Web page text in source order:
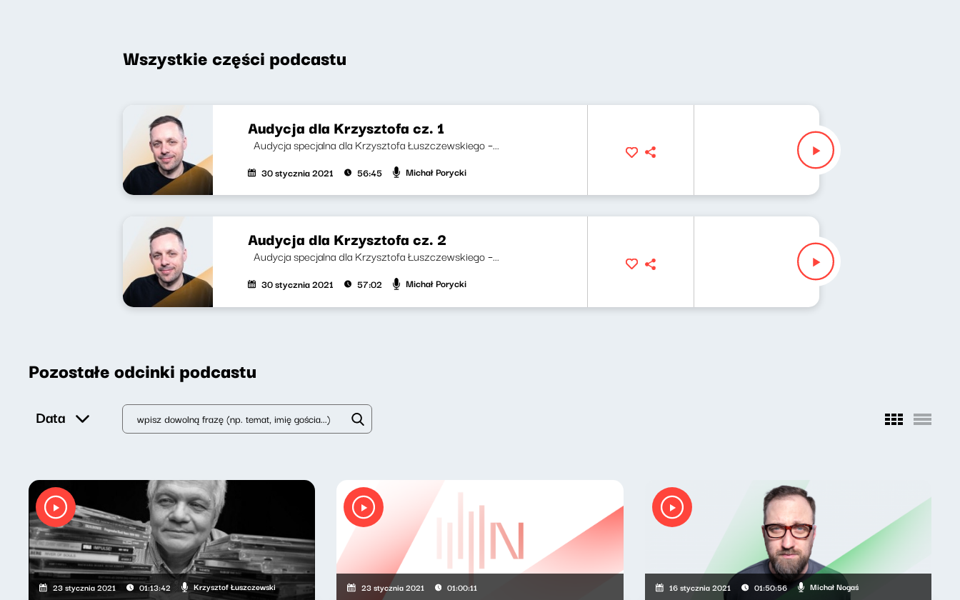
Wszystkie części podcastu
Audycja dla Krzysztofa cz. 1
Audycja specjalna dla Krzysztofa Łuszczewskiego –...
30 stycznia 2021 56:45 Michał Porycki
Audycja dla Krzysztofa cz. 2
Audycja specjalna dla Krzysztofa Łuszczewskiego –...
30 stycznia 2021 57:02 Michał Porycki
Pozostałe odcinki podcastu
Data
23 stycznia 2021 01:13:42 Krzysztof Łuszczewski 23 stycznia 2021 01:00:11 16 stycznia 2021 01:50:56 Michał Nogaś